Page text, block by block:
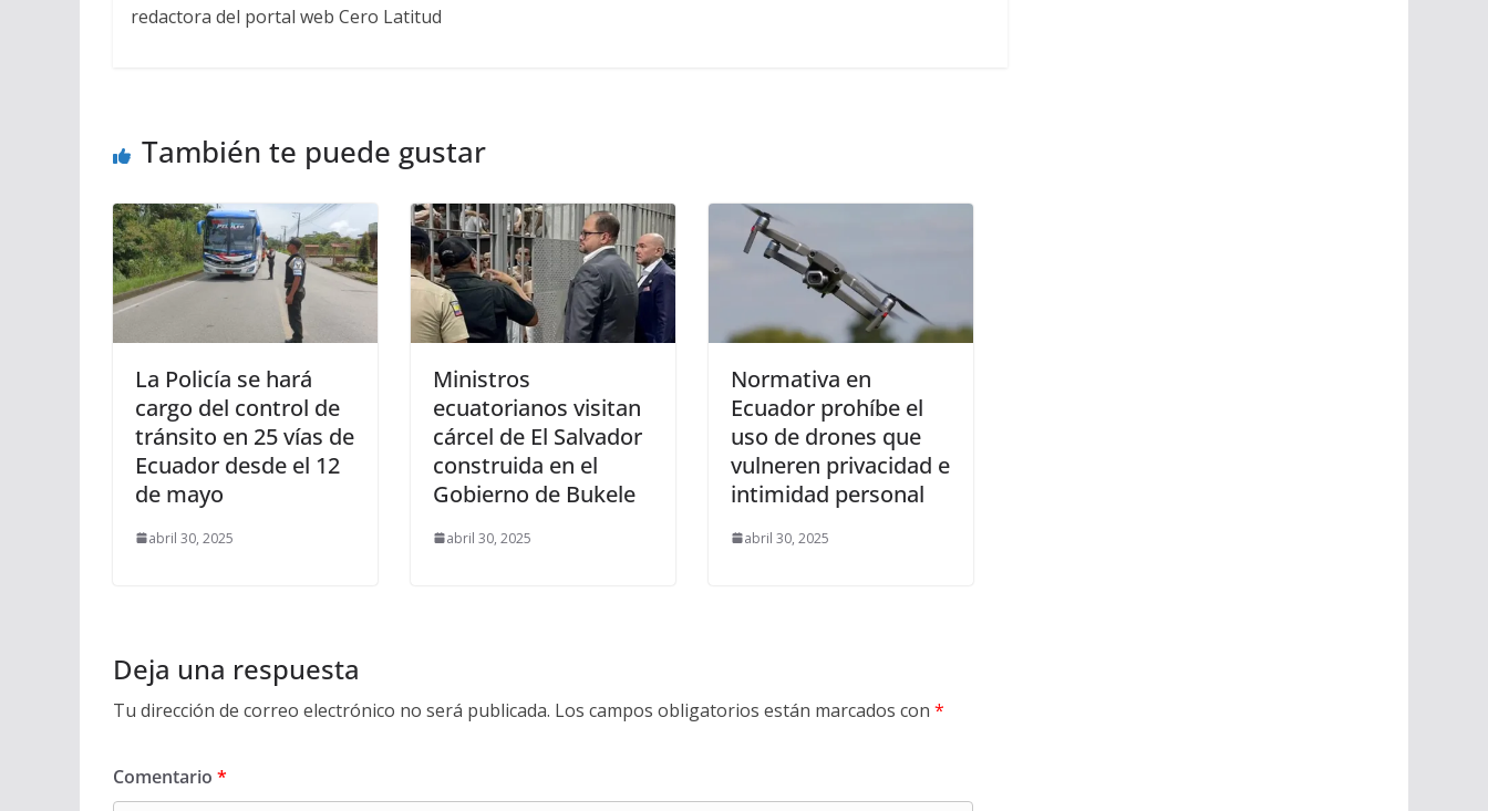
redactora del portal web Cero Latitud
También te puede gustar
La Policía se hará
cargo del control de
tránsito en 25 vías de
Ecuador desde el 12
de mayo
abril 30, 2025
Ministros
ecuatorianos visitan
cárcel de El Salvador
construida en el
Gobierno de Bukele
abril 30, 2025
Normativa en
Ecuador prohíbe el
uso de drones que
vulneren privacidad e
intimidad personal
abril 30, 2025
Deja una respuesta
Tu dirección de correo electrónico no será publicada. Los campos obligatorios están marcados con *
Comentario *